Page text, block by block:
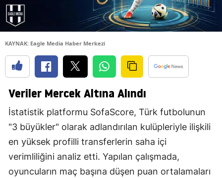
KAYNAK: Eagle Media Haber Merkezi
Veriler Mercek Altına Alındı
İstatistik platformu SofaScore, Türk futbolunun
"3 büyükler" olarak adlandırılan kulüpleriyle ilişkili
en yüksek profilli transferlerin saha içi
verimliliğini analiz etti. Yapılan çalışmada,
oyuncuların maç başına düşen puan ortalamaları